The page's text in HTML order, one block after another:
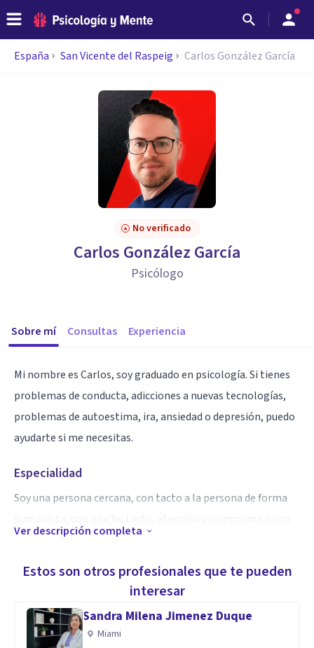
España San Vicente del Raspeig Carlos González García
No verificado
Carlos González García
Psicólogo
Sobre mí Consultas Experiencia
Mi nombre es Carlos, soy graduado en psicología. Si tienes
problemas de conducta, adicciones a nuevas tecnologías,
problemas de autoestima, ira, ansiedad o depresión, puedo
ayudarte si me necesitas.
Especialidad
Soy una persona cercana, con tacto a la persona de forma
el bienestar.
Aptitudes
Poseo un máster de coaching y gestión emocional, también
poseo un máster en psicología infantil
Ver descripción completa
Estos son otros profesionales que te pueden
interesar
Sandra Milena Jimenez Duque
Miami